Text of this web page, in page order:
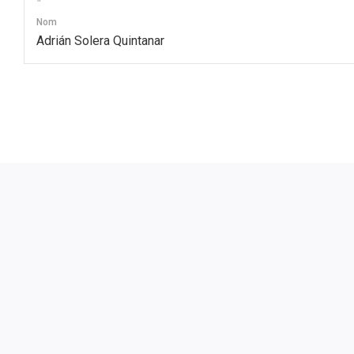
Nom
Adrián Solera Quintanar